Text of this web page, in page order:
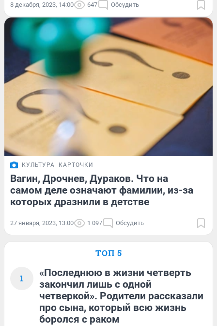
8 декабря, 2023, 14:00 647 Обсудить
КУЛЬТУРА КАРТОЧКИ
Вагин, Дрочнев, Дураков. Что на
самом деле означают фамилии, из-за
которых дразнили в детстве
27 января, 2023, 13:00 1 097 Обсудить
ТОП 5
1
«Последнюю в жизни четверть
закончил лишь с одной
четверкой». Родители рассказали
про сына, который всю жизнь
боролся с раком